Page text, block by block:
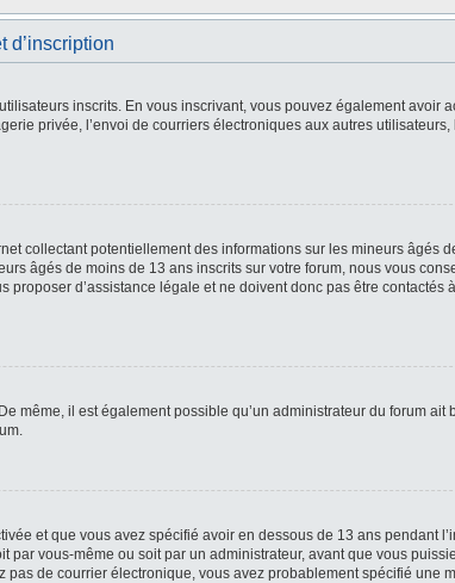
d’inscription
inscrits. En vous inscrivant, vous pouvez également avoir
privée, l’envoi de courriers électroniques aux autres utilisateurs,
collectant potentiellement des informations sur les mineurs âgés
âgés de moins de 13 ans inscrits sur votre forum, nous vous
d’assistance légale et ne doivent donc pas être contactés
même, il est également possible qu’un administrateur du forum
et que vous avez spécifié avoir en dessous de 13 ans pendant
vous-même ou soit par un administrateur, avant que vous
de courrier électronique, vous avez probablement spécifié une